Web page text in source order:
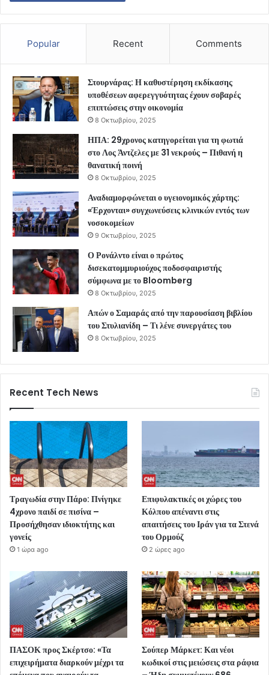
Popular Recent Comments
Στουρνάρας: Η καθυστέρηση εκδίκασης
υποθέσεων αφερεγγυότητας έχουν σοβαρές
επιπτώσεις στην οικονομία
8 Οκτωβρίου, 2025
ΗΠΑ: 29χρονος κατηγορείται για τη φωτιά
στο Λος Άντζελες με 31 νεκρούς – Πιθανή η
θανατική ποινή
8 Οκτωβρίου, 2025
Αναδιαμορφώνεται ο υγειονομικός χάρτης:
«Έρχονται» συγχωνεύσεις κλινικών εντός των
νοσοκομείων
9 Οκτωβρίου, 2025
Ο Ρονάλντο είναι ο πρώτος
δισεκατομμυριούχος ποδοσφαιριστής
σύμφωνα με το Bloomberg
8 Οκτωβρίου, 2025
Απών ο Σαμαράς από την παρουσίαση βιβλίου
του Στυλιανίδη – Τι λένε συνεργάτες του
8 Οκτωβρίου, 2025
Recent Tech News
Τραγωδία στην Πάρο: Πνίγηκε
4χρονο παιδί σε πισίνα –
Προσήχθησαν ιδιοκτήτης και
γονείς
1 ώρα ago
Επιφυλακτικές οι χώρες του
Κόλπου απέναντι στις
απαιτήσεις του Ιράν για τα Στενά
του Ορμούζ
2 ώρες ago
ΠΑΣΟΚ προς Σκέρτσο: «Τα
επιχειρήματα διαρκούν μέχρι τα
Σούπερ Μάρκετ: Και νέοι
κωδικοί στις μειώσεις στα ράφια